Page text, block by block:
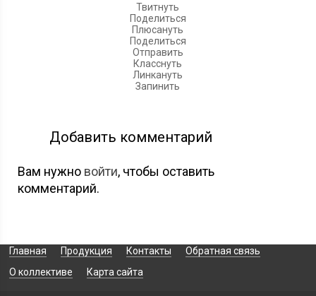
Твитнуть
Поделиться
Плюсануть
Поделиться
Отправить
Класснуть
Линкануть
Запинить
Добавить комментарий
Вам нужно войти, чтобы оставить
комментарий.
Главная Продукция Контакты
Обратная связь
О коллективе
Карта сайта